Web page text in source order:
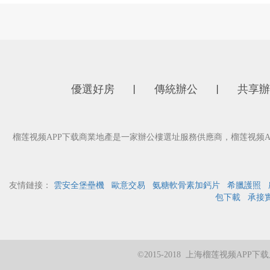
優選好房 傳統辦公 共享
榴莲视频APP下载商業地產是一家辦公樓選址服務供應商，榴莲视频
友情鏈接： 雲安全堡壘機 歐意交易 氨糖軟骨素加鈣片 希臘護照
包下載
承接
©2015-2018 上海榴莲视频APP下